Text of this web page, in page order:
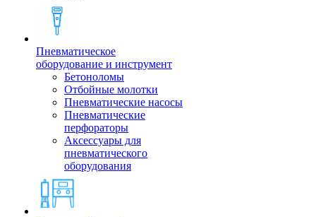
Пневматическое
оборудование и инструмент
Бетоноломы
Отбойные молотки
Пневматические насосы
Пневматические
перфораторы
Аксессуары для
пневматического
оборудования